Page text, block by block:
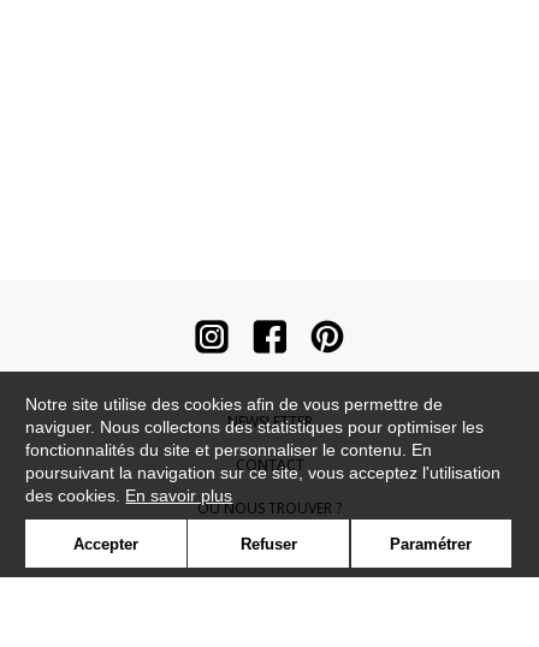
NEWSLETTER
CONTACT
OÙ NOUS TROUVER ?
CONTRACT
Notre site utilise des cookies afin de vous permettre de
naviguer. Nous collectons des statistiques pour optimiser les
fonctionnalités du site et personnaliser le contenu. En
poursuivant la navigation sur ce site, vous acceptez l'utilisation
des cookies. En savoir plus
Accepter Refuser Paramétrer